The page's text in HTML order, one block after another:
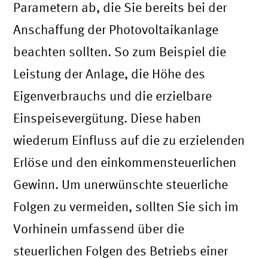
Parametern ab, die Sie bereits bei der
Anschaffung der Photovoltaikanlage
beachten sollten. So zum Beispiel die
Leistung der Anlage, die Höhe des
Eigenverbrauchs und die erzielbare
Einspeisevergütung. Diese haben
wiederum Einfluss auf die zu erzielenden
Erlöse und den einkommensteuerlichen
Gewinn. Um unerwünschte steuerliche
Folgen zu vermeiden, sollten Sie sich im
Vorhinein umfassend über die
steuerlichen Folgen des Betriebs einer